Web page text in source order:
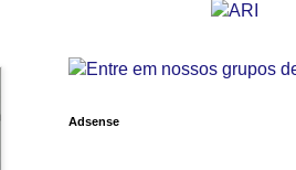
Adsense